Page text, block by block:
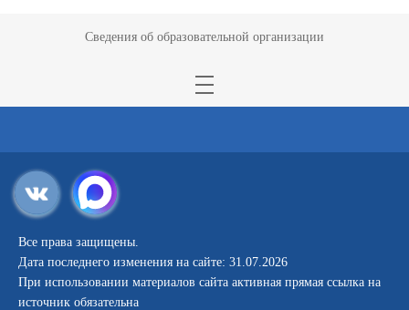
Сведения об образовательной организации
Все права защищены.
Дата последнего изменения на сайте: 31.07.2026
При использовании материалов сайта активная прямая ссылка на
источник обязательна